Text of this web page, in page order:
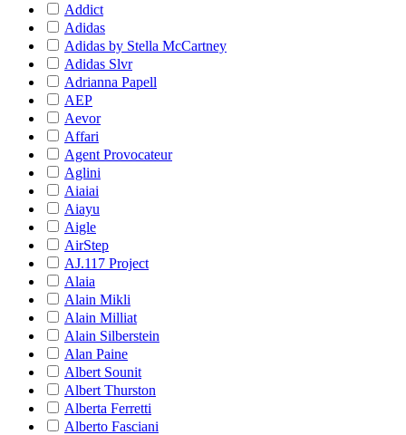
Addict
Adidas
Adidas by Stella McCartney
Adidas Slvr
Adrianna Papell
AEP
Aevor
Affari
Agent Provocateur
Aglini
Aiaiai
Aiayu
Aigle
AirStep
AJ.117 Project
Alaia
Alain Mikli
Alain Milliat
Alain Silberstein
Alan Paine
Albert Sounit
Albert Thurston
Alberta Ferretti
Alberto Fasciani